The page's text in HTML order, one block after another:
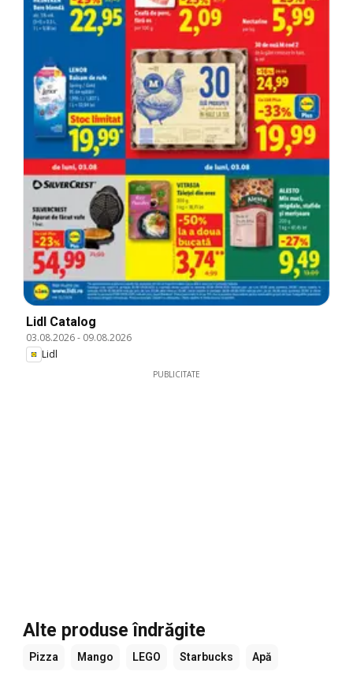
Lidl Catalog
03.08.2026- 09.08.2026
Lidl
PUBLICITATE
Alte produse îndrăgite
Pizza Mango LEGO Starbucks Apă